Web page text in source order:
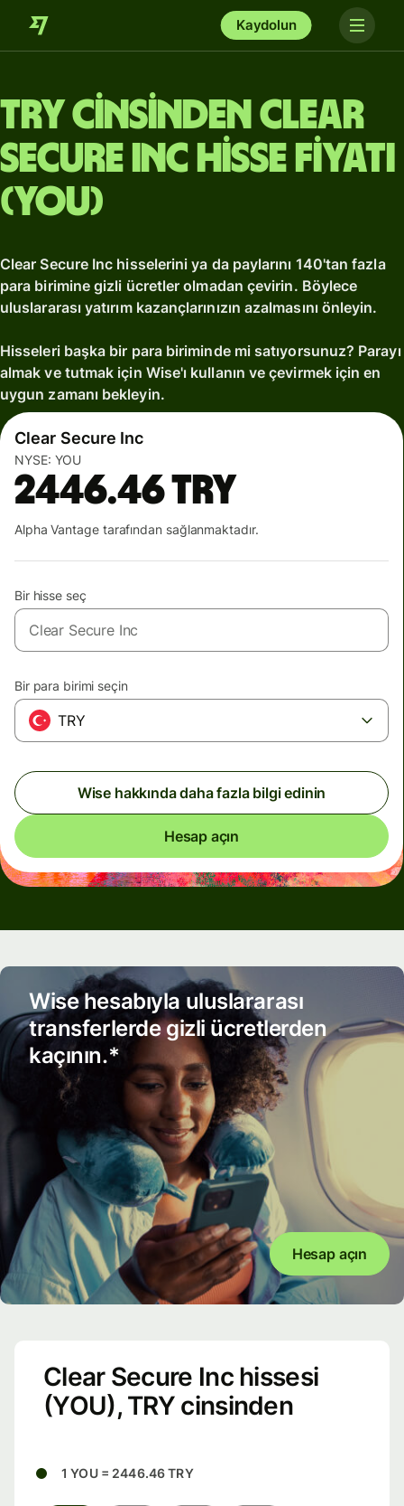
Kaydolun
TRY cinsinden Clear
Secure Inc hisse fiyatı
(YOU)
Clear Secure Inc hisselerini ya da paylarını 140'tan fazla
para birimine gizli ücretler olmadan çevirin. Böylece
uluslararası yatırım kazançlarınızın azalmasını önleyin.
Hisseleri başka bir para biriminde mi satıyorsunuz? Parayı
almak ve tutmak için Wise'ı kullanın ve çevirmek için en
uygun zamanı bekleyin.
Clear Secure Inc
NYSE: YOU
2446.46TRY
Alpha Vantage tarafından sağlanmaktadır.
Bir hisse seç
Bir para birimi seçin
TRY
Wise hakkında daha fazla bilgi edinin
Hesap açın
Wise hesabıyla uluslararası
transferlerde gizli ücretlerden
kaçının.*
Hesap açın
Clear Secure Inc hissesi
(YOU), TRY cinsinden
1 YOU = 2446.46 TRY